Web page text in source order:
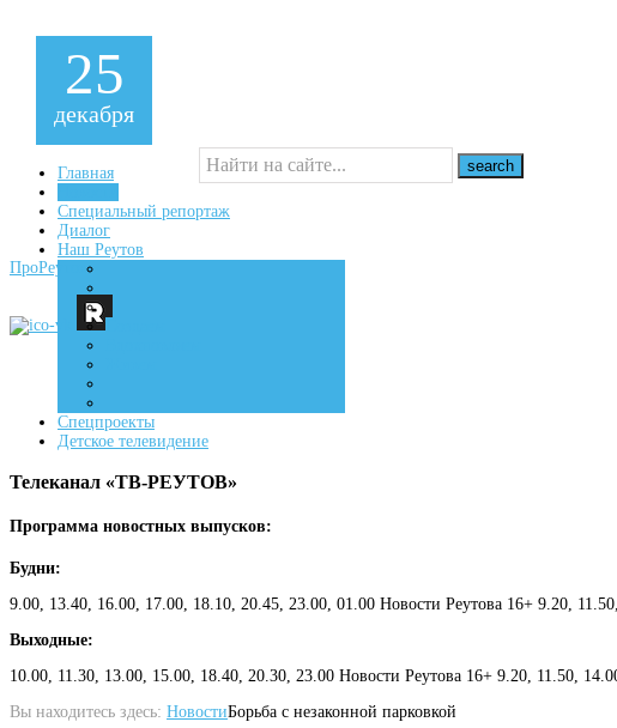
16+
ПроРеутов
Главная
Специальный репортаж
Диалог
Наш Реутов
Спецпроекты
Детское телевидение
Телеканал «ТВ-РЕУТОВ»
Программа новостных выпусков:
Будни:
9.00, 13.40, 16.00, 17.00, 18.10, 20.45, 23.00, 01.00 Новости Реутова 16+ 9.20,
Выходные:
10.00, 11.30, 13.00, 15.00, 18.40, 20.30, 23.00 Новости Реутова 16+ 9.20, 11.50,
Вы находитесь здесь: НовостиБорьба с незаконной парковкой
25
декабря